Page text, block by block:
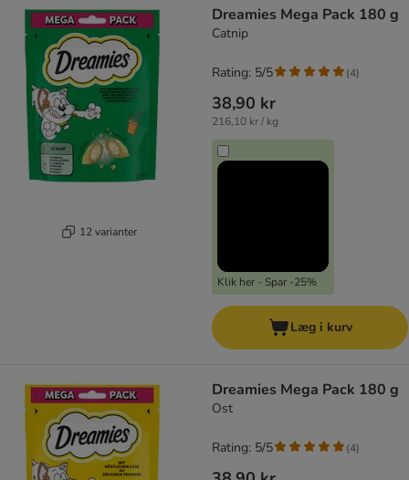
12 varianter
Dreamies Mega Pack 180 g
Catnip
38,90 kr
216,10 kr / kg
Klik her - Spar -25%
Rating: 5/5 (4)
Læg i kurv
Dreamies Mega Pack 180 g
Ost
Rating: 5/5 (4)